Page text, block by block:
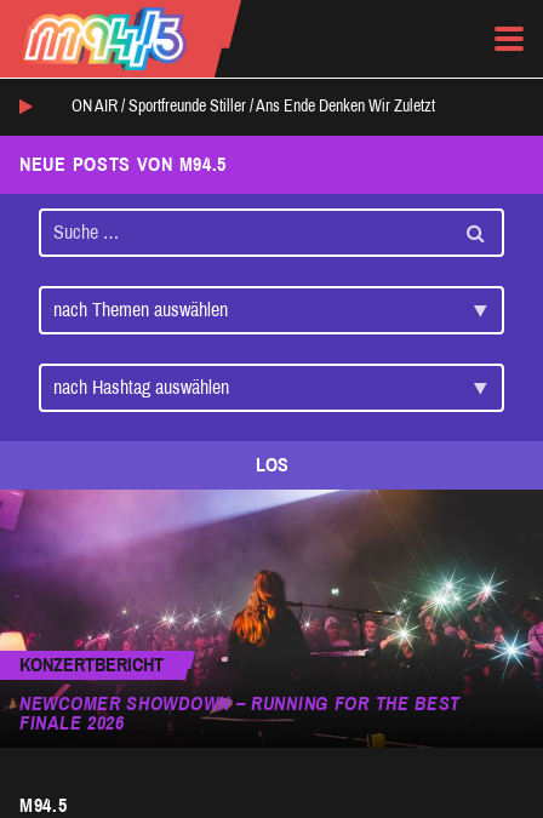
ON AIR / Sportfreunde Stiller /Ans Ende Denken Wir Zuletzt
NEUE POSTS VON M94.5
LOS
KONZERTBERICHT
NEWCOMER SHOWDOWN – RUNNING FOR THE BEST
FINALE 2026
M94.5